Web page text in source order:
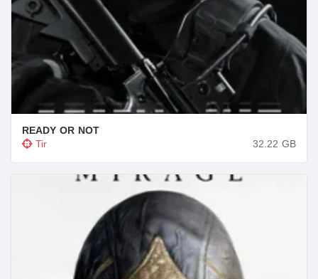
READY OR NOT
Tir 32.22 GB